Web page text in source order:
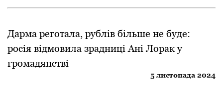
Дарма реготала, рублів більше не буде:
росія відмовила зрадниці Ані Лорак у
громадянстві
5 листопада 2024